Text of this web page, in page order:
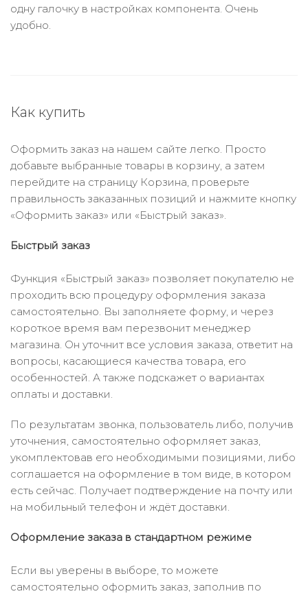
одну галочку в настройках компонента. Очень
удобно.
Как купить
Оформить заказ на нашем сайте легко. Просто
добавьте выбранные товары в корзину, а затем
перейдите на страницу Корзина, проверьте
правильность заказанных позиций и нажмите кнопку
«Оформить заказ» или «Быстрый заказ».
Быстрый заказ
Функция «Быстрый заказ» позволяет покупателю не
проходить всю процедуру оформления заказа
самостоятельно. Вы заполняете форму, и через
короткое время вам перезвонит менеджер
магазина. Он уточнит все условия заказа, ответит на
вопросы, касающиеся качества товара, его
особенностей. А также подскажет о вариантах
оплаты и доставки.
По результатам звонка, пользователь либо, получив
уточнения, самостоятельно оформляет заказ,
укомплектовав его необходимыми позициями, либо
соглашается на оформление в том виде, в котором
есть сейчас. Получает подтверждение на почту или
на мобильный телефон и ждёт доставки.
Оформление заказа в стандартном режиме
Если вы уверены в выборе, то можете
самостоятельно оформить заказ, заполнив по